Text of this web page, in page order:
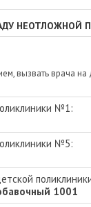
НЕОТЛОЖНОЙ
вызвать врача
№1:
№5:
1001